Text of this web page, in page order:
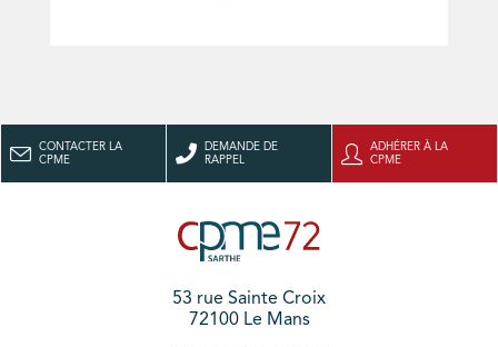
CONTACTER LA
CPME
DEMANDE DE
RAPPEL
ADHÉRER À LA
CPME
53 rue Sainte Croix
72100 Le Mans